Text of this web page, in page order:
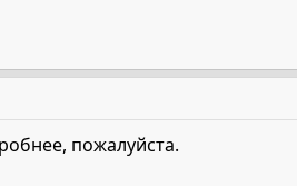
пожалуйста.